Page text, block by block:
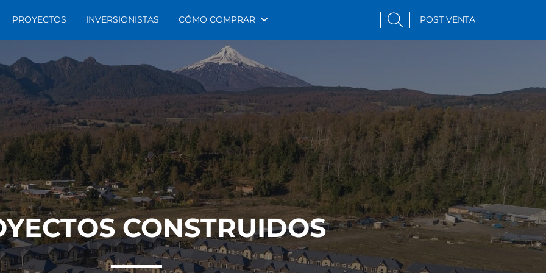
PROYECTOS INVERSIONISTAS CÓMO COMPRAR POST VENTA
CONSTRUIDOS